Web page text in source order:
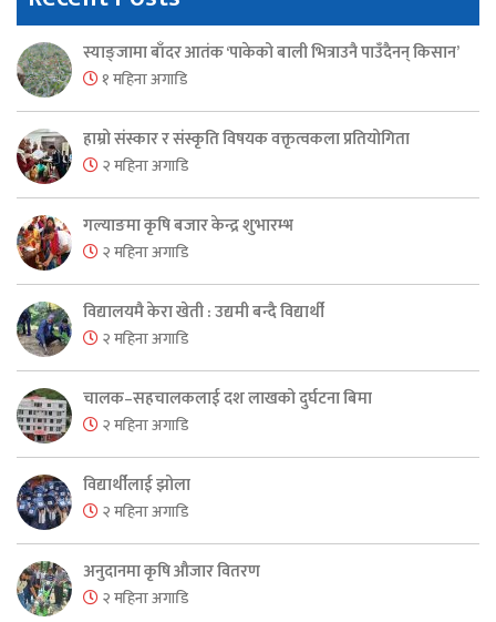
स्याङ्जामा बाँदर आतंक ‘पाकेको बाली भित्राउनै पाउँदैनन् किसान’
१ महिना अगाडि
हाम्रो संस्कार र संस्कृति विषयक वक्तृत्वकला प्रतियोगिता
२ महिना अगाडि
गल्याङमा कृषि बजार केन्द्र शुभारम्भ
२ महिना अगाडि
विद्यालयमै केरा खेती : उद्यमी बन्दै विद्यार्थी
२ महिना अगाडि
चालक–सहचालकलाई दश लाखको दुर्घटना बिमा
२ महिना अगाडि
विद्यार्थीलाई झोला
२ महिना अगाडि
अनुदानमा कृषि औजार वितरण
२ महिना अगाडि